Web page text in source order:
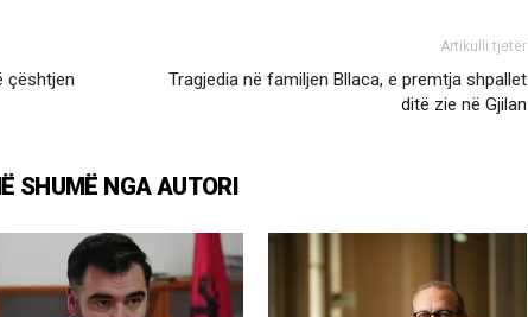
çështjen
Artikulli tjetër
Tragjedia në familjen Bllaca, e premtja shpallet
ditë zie në Gjilan
SHUMË NGA AUTORI